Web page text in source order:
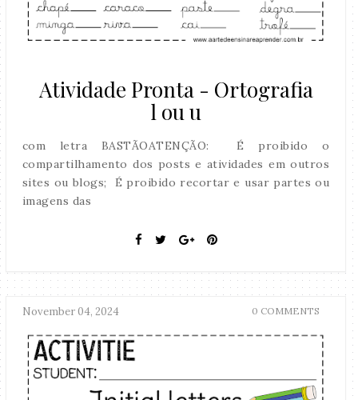
Atividade Pronta - Ortografia
l ou u
com letra BASTÃOATENÇÃO: É proibido o
compartilhamento dos posts e atividades em outros
sites ou blogs; É proibido recortar e usar partes ou
imagens das
November 04, 2024 0 COMMENTS